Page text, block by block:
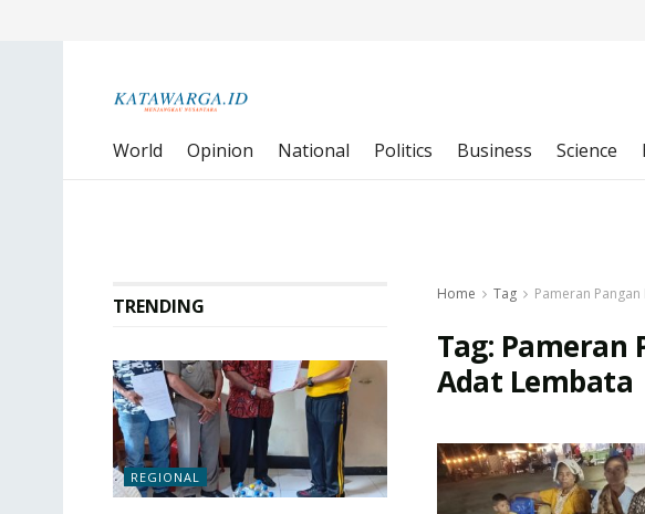
World Opinion National Politics Business Science
Home Tag Pameran
Tag: Pameran
Adat Lembata
TRENDING
REGIONAL